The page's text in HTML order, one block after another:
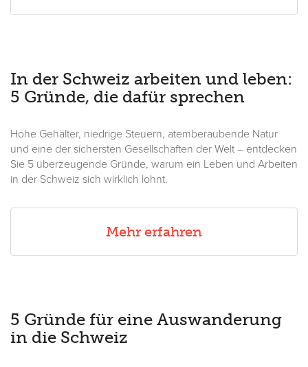
In der Schweiz arbeiten und leben:
5 Gründe, die dafür sprechen
Hohe Gehälter, niedrige Steuern, atemberaubende Natur
und eine der sichersten Gesellschaften der Welt – entdecken
Sie 5 überzeugende Gründe, warum ein Leben und Arbeiten
in der Schweiz sich wirklich lohnt.
Mehr erfahren
5 Gründe für eine Auswanderung
in die Schweiz